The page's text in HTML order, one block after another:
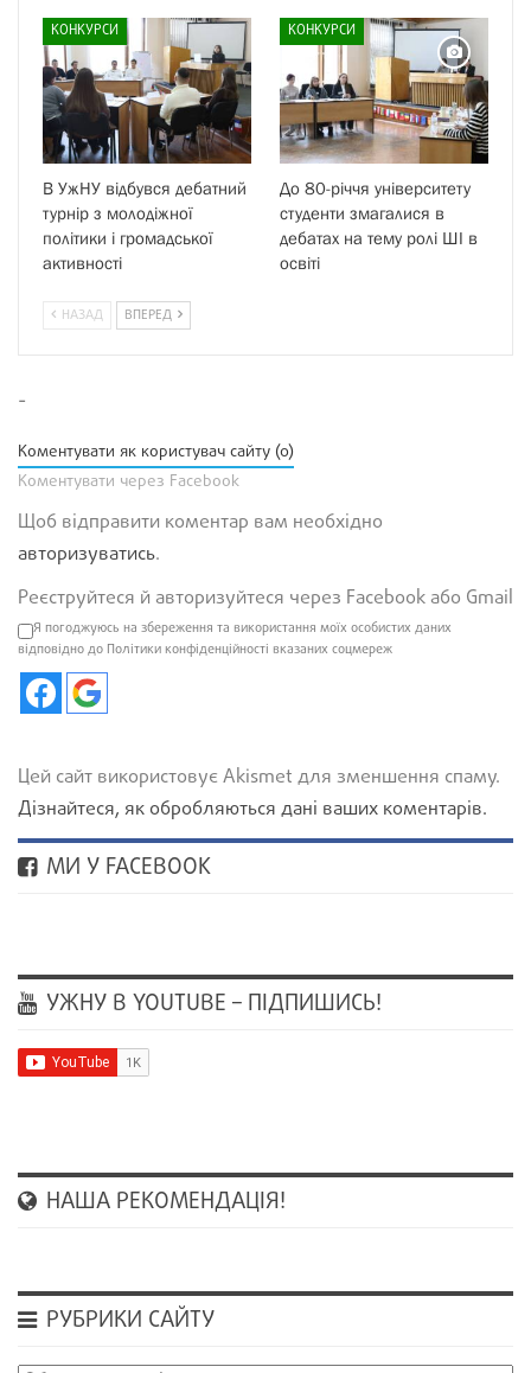
КОНКУРСИ
В УжНУ відбувся дебатний
турнір з молодіжної
політики і громадської
активності
КОНКУРСИ
До 80-річчя університету
студенти змагалися в
дебатах на тему ролі ШІ в
освіті
НАЗАД ВПЕРЕД
-
Коментувати як користувач сайту (0)
Коментувати через Facebook
Щоб відправити коментар вам необхідно
авторизуватись.
Реєструйтеся й авторизуйтеся через Facebook або Gmail
Я погоджуюсь на збереження та використання моїх особистих даних
відповідно до Політики конфіденційності вказаних соцмереж
Цей сайт використовує Akismet для зменшення спаму.
Дізнайтеся, як обробляються дані ваших коментарів.
МИ У FACEBOOK
УЖНУ В YOUTUBE – ПІДПИШИСЬ!
НАША РЕКОМЕНДАЦІЯ!
РУБРИКИ САЙТУ